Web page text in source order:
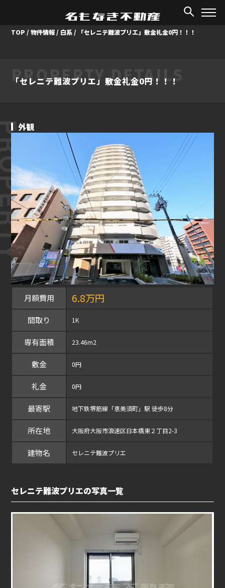
TOP /物件情報 / 白系 / 「セレニテ難波プリエ」敷金礼金0円！！！
PROPERTY DETAILS
「セレニテ難波プリエ」敷金礼金0円！！！
外観
月額費用 6.8万円
間取り 1K
専有面積 23.46m2
敷金 0円
礼金 0円
最寄駅 地下鉄堺筋線「恵美須町」駅 徒歩8分
所在地 大阪府大阪市浪速区日本橋東２丁目2-3
建物名 セレニテ難波プリエ
セレニテ難波プリエの写真一覧